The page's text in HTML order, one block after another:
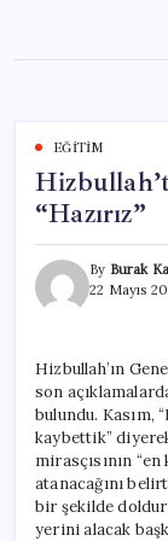
content
EĞITIM
“Hazırız”
By Burak
22 Mayıs
Hizbullah’ın
son
bulundu. Kasım,
kaybettik”
mirasçısının
atanacağını
bir şekilde
yerini alacak